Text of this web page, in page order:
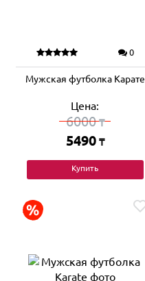
0
Мужская футболка Карате
Цена:
6000₸
5490 ₸
Купить